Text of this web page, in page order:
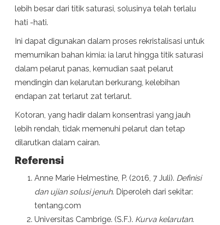
lebih besar dari titik saturasi, solusinya telah terlalu
hati -hati.
Ini dapat digunakan dalam proses rekristalisasi untuk
memurnikan bahan kimia: ia larut hingga titik saturasi
dalam pelarut panas, kemudian saat pelarut
mendingin dan kelarutan berkurang, kelebihan
endapan zat terlarut zat terlarut.
Kotoran, yang hadir dalam konsentrasi yang jauh
lebih rendah, tidak memenuhi pelarut dan tetap
dilarutkan dalam cairan.
Referensi
Anne Marie Helmestine, P. (2016, 7 Juli). Definisi
dan ujian solusi jenuh. Diperoleh dari sekitar:
tentang.com
Universitas Cambrige. (S.F.). Kurva kelarutan.